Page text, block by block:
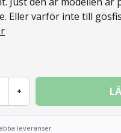
Eller varför inte till
+
leveranser